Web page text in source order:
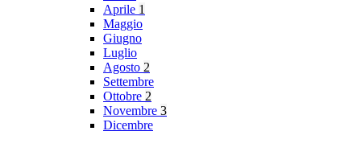
Aprile 1
Maggio
Giugno
Luglio
Agosto 2
Settembre
Ottobre 2
Novembre 3
Dicembre